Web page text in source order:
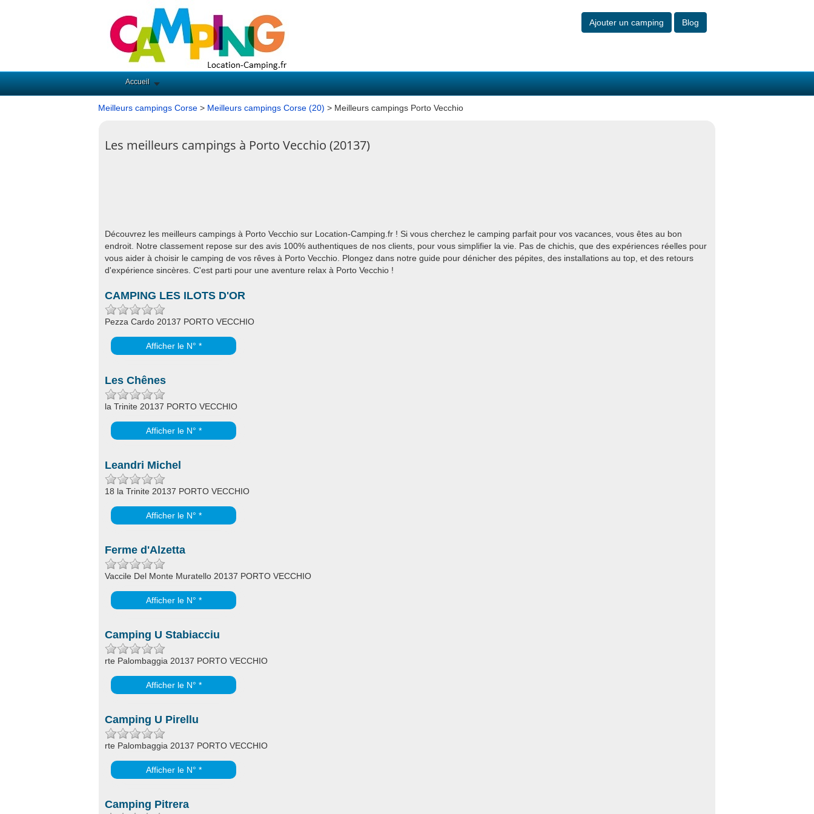
Ajouter un camping Blog
Accueil
Meilleurs campings Corse > Meilleurs campings Corse (20) > Meilleurs campings Porto Vecchio
Les meilleurs campings à Porto Vecchio (20137)
Découvrez les meilleurs campings à Porto Vecchio sur Location-Camping.fr ! Si vous cherchez le camping parfait pour vos vacances, vous êtes au bon
endroit. Notre classement repose sur des avis 100% authentiques de nos clients, pour vous simplifier la vie. Pas de chichis, que des expériences réelles pour
vous aider à choisir le camping de vos rêves à Porto Vecchio. Plongez dans notre guide pour dénicher des pépites, des installations au top, et des retours
d'expérience sincères. C'est parti pour une aventure relax à Porto Vecchio !
CAMPING LES ILOTS D'OR
Pezza Cardo 20137 PORTO VECCHIO
Afficher le N° *
Les Chênes
la Trinite 20137 PORTO VECCHIO
Afficher le N° *
Leandri Michel
18 la Trinite 20137 PORTO VECCHIO
Afficher le N° *
Ferme d'Alzetta
Vaccile Del Monte Muratello 20137 PORTO VECCHIO
Afficher le N° *
Camping U Stabiacciu
rte Palombaggia 20137 PORTO VECCHIO
Afficher le N° *
Camping U Pirellu
rte Palombaggia 20137 PORTO VECCHIO
Afficher le N° *
Camping Pitrera